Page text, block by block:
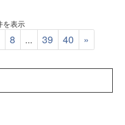
を表示
8 ... 39 40 »